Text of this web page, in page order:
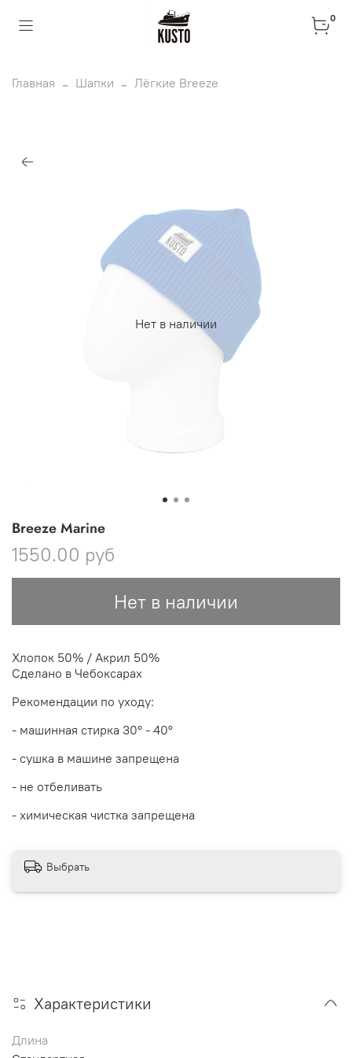
0
Главная Шапки Лёгкие Breeze
Нет в наличии
Breeze Marine
1550.00 руб
Нет в наличии
Хлопок 50% / Акрил 50%
Сделано в Чебоксарах
Рекомендации по уходу:
- машинная стирка 30° - 40°
- сушка в машине запрещена
- не отбеливать
- химическая чистка запрещена
Выбрать
Характеристики
Длина